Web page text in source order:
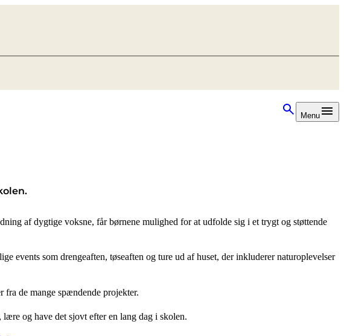
Menu
af dygtige voksne, får børnene mulighed for at udfolde sig i et trygt og støttende
events som drengeaften, tøseaften og ture ud af huset, der inkluderer naturoplevelser
de mange spændende projekter.
og have det sjovt efter en lang dag i skolen.